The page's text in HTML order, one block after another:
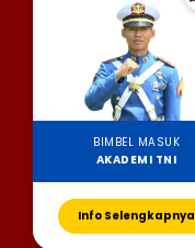
BIMBEL MASUK
AKADEMI TNI
Info Selengkapnya